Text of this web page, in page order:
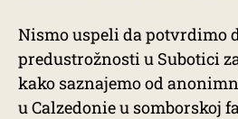
Nismo uspeli da potvrdimo
predustrožnosti u Subotici
kako saznajemo od
u Calzedonie u somborskoj